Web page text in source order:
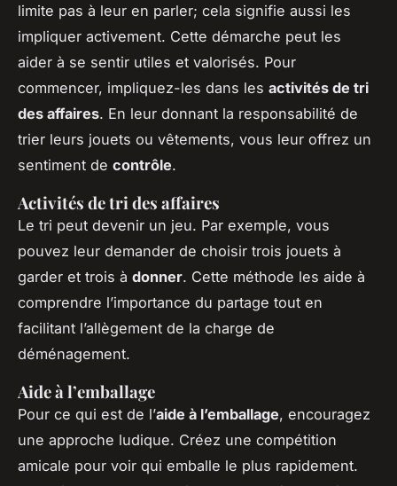
limite pas à leur en parler; cela signifie aussi les
impliquer activement. Cette démarche peut les
aider à se sentir utiles et valorisés. Pour
commencer, impliquez-les dans les activités de tri
des affaires. En leur donnant la responsabilité de
trier leurs jouets ou vêtements, vous leur offrez un
sentiment de contrôle.
Activités de tri des affaires
Le tri peut devenir un jeu. Par exemple, vous
pouvez leur demander de choisir trois jouets à
garder et trois à donner. Cette méthode les aide à
comprendre l’importance du partage tout en
facilitant l’allègement de la charge de
déménagement.
Aide à l’emballage
Pour ce qui est de l’aide à l’emballage, encouragez
une approche ludique. Créez une compétition
amicale pour voir qui emballe le plus rapidement.